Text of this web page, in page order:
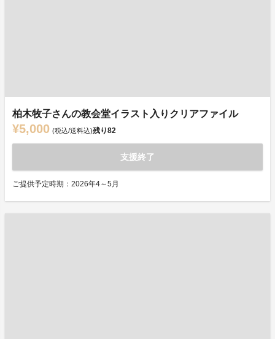
柏木牧子さんの教会堂イラスト入りクリアファイル
¥5,000 (税込/送料込)残り82
支援終了
ご提供予定時期：2026年4～5月